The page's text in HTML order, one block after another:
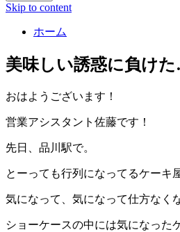
Skip to content
ホーム
美味しい誘惑に負け
おはようございます！
営業アシスタント佐藤です！
先日、品川駅で。
とーっても行列になってるケーキ
気になって、気になって仕方なく
ショーケースの中には気になった